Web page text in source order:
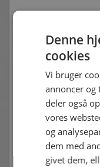
sætter en kontra i
feltet, og denne
Blot minuttet senere
føringen, men
fra kanten af feltet,
efter dette, og der
kaster sig frem,
målmanden. 10
baglinjen, og får lagt
på, men desværre
Denne
cookies
Vi bruger
annoncer og
deler også
vores
og
dem med
givet dem,